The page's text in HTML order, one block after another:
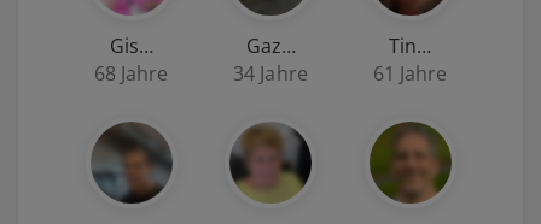
Gis…
68 Jahre
Gaz…
34 Jahre
Tin…
61 Jahre